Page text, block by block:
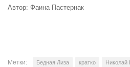
Автор: Фаина Пастернак
Метки: Бедная Лиза кратко Николай